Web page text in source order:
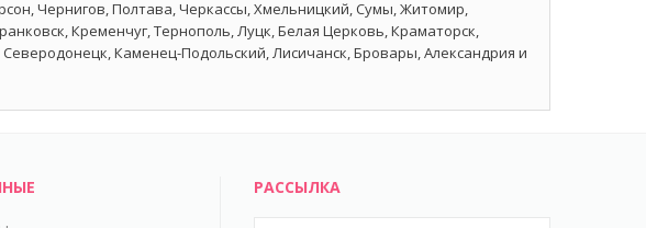
Чернигов, Полтава, Черкассы, Хмельницкий, Сумы, Житомир,
Кременчуг, Тернополь, Луцк, Белая Церковь, Краматорск,
Каменец-Подольский, Лисичанск, Бровары, Александрия и
РАССЫЛКА